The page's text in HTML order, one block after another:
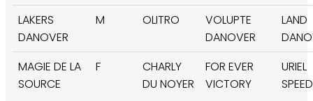
LAKERS
DANOVER
M OLITRO
VOLUPTE
DANOVER
LAND
MAGIE DE LA
SOURCE
F
CHARLY
DU NOYER
FOR EVER
VICTORY
URIEL
SPEED